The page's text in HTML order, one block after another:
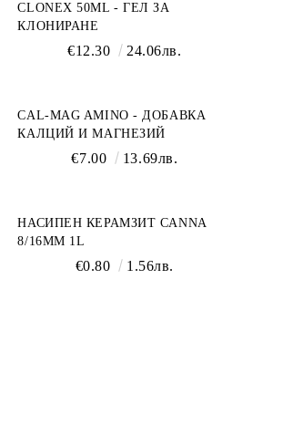
CLONEX 50ML - ГЕЛ ЗА
КЛОНИРАНЕ
€12.30 24.06лв.
CAL-MAG AMINO - ДОБАВКА
КАЛЦИЙ И МАГНЕЗИЙ
€7.00 13.69лв.
НАСИПЕН КЕРАМЗИТ CANNA
8/16ММ 1L
€0.80 1.56лв.